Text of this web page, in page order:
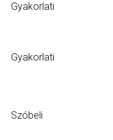
Gyakorlati
Gyakorlati
Szóbeli